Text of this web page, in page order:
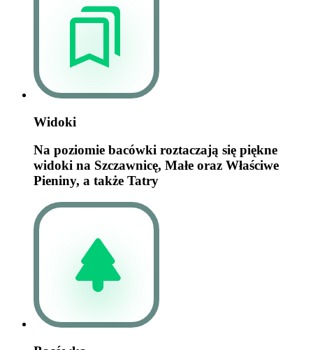
Widoki
Na poziomie bacówki roztaczają się piękne
widoki na Szczawnicę, Małe oraz Właściwe
Pieniny, a także Tatry